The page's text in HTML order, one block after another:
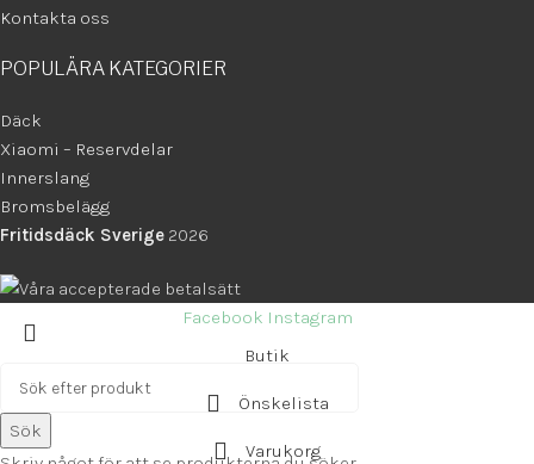
Kontakta oss
POPULÄRA KATEGORIER
Däck
Xiaomi – Reservdelar
Innerslang
Bromsbelägg
Fritidsdäck Sverige 2026
Sök
Facebook Instagram
Butik
Önskelista
Varukorg